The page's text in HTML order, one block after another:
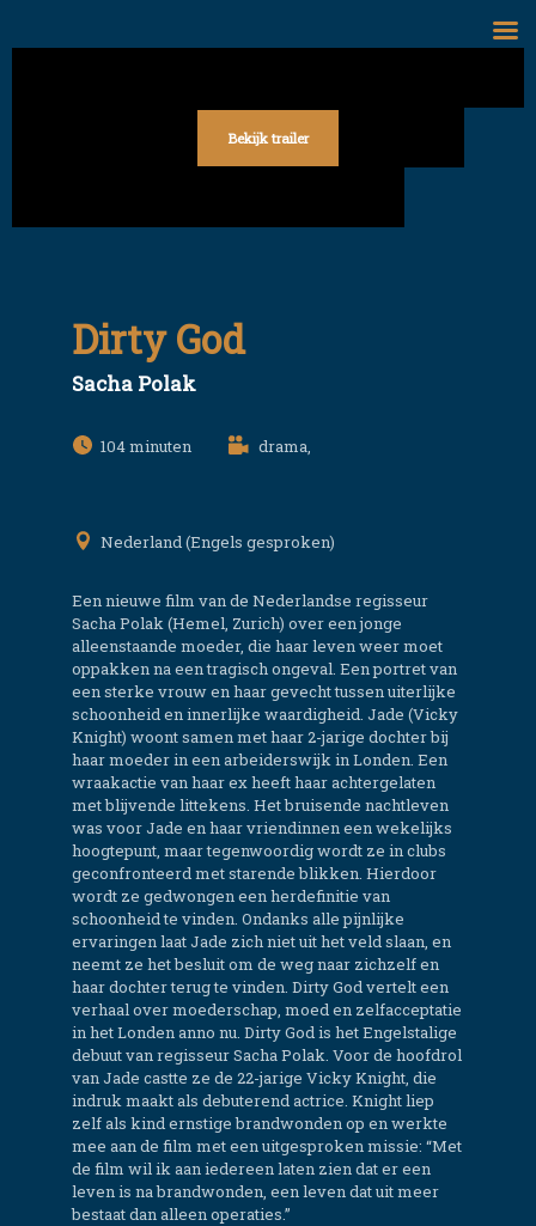
Bekijk trailer
Dirty God
Sacha Polak
104 drama,
Nederland (Engels gesproken)
Een nieuwe film van de Nederlandse regisseur
Sacha Polak (Hemel, Zurich) over een jonge
alleenstaande moeder, die haar leven weer moet
oppakken na een tragisch ongeval. Een portret van
een sterke vrouw en haar gevecht tussen uiterlijke
schoonheid en innerlijke waardigheid. Jade (Vicky
Knight) woont samen met haar 2-jarige dochter bij
haar moeder in een arbeiderswijk in Londen. Een
wraakactie van haar ex heeft haar achtergelaten
met blijvende littekens. Het bruisende nachtleven
was voor Jade en haar vriendinnen een wekelijks
hoogtepunt, maar tegenwoordig wordt ze in clubs
geconfronteerd met starende blikken. Hierdoor
wordt ze gedwongen een herdefinitie van
schoonheid te vinden. Ondanks alle pijnlijke
ervaringen laat Jade zich niet uit het veld slaan, en
neemt ze het besluit om de weg naar zichzelf en
haar dochter terug te vinden. Dirty God vertelt een
verhaal over moederschap, moed en zelfacceptatie
in het Londen anno nu. Dirty God is het Engelstalige
debuut van regisseur Sacha Polak. Voor de hoofdrol
van Jade castte ze de 22-jarige Vicky Knight, die
indruk maakt als debuterend actrice. Knight liep
zelf als kind ernstige brandwonden op en werkte
mee aan de film met een uitgesproken missie: “Met
de film wil ik aan iedereen laten zien dat er een
leven is na brandwonden, een leven dat uit meer
bestaat dan alleen operaties.”